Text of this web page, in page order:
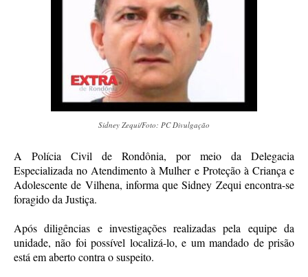
Sidney Zequi/Foto: PC Divulgação
A Polícia Civil de Rondônia, por meio da Delegacia
Especializada no Atendimento à Mulher e Proteção à Criança e
Adolescente de Vilhena, informa que Sidney Zequi encontra-se
foragido da Justiça.
Após diligências e investigações realizadas pela equipe da
unidade, não foi possível localizá-lo, e um mandado de prisão
está em aberto contra o suspeito.